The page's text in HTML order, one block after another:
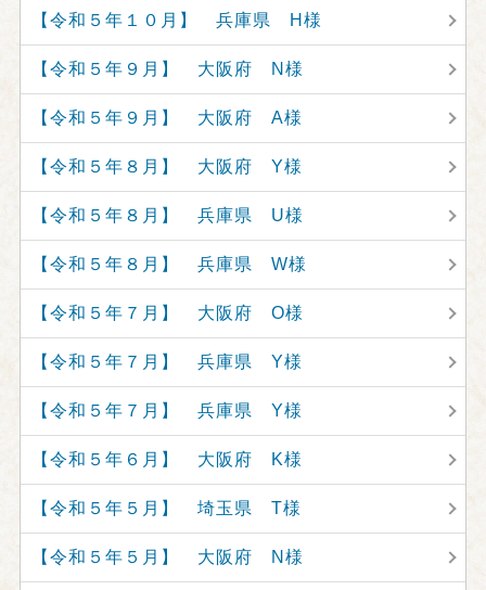
【令和５年１０月】 兵庫県 H様
【令和５年９月】 大阪府 N様
【令和５年９月】 大阪府 A様
【令和５年８月】 大阪府 Y様
【令和５年８月】 兵庫県 U様
【令和５年８月】 兵庫県 W様
【令和５年７月】 大阪府 O様
【令和５年７月】 兵庫県 Y様
【令和５年７月】 兵庫県 Y様
【令和５年６月】 大阪府 K様
【令和５年５月】 埼玉県 T様
【令和５年５月】 大阪府 N様